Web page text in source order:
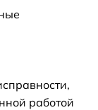
работой